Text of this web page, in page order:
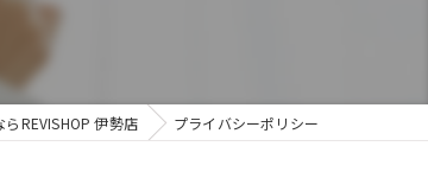
REVISHOP 伊勢店 プライバシーポリシー